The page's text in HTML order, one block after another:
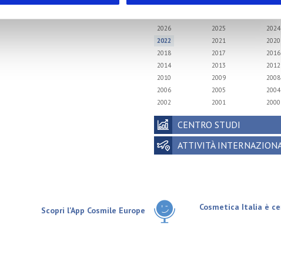
2026 2025 2024
2022
2021 2020
2018
2017 2016
2014
2013 2012
2010
2009 2008
2006
2005 2004
2002
2001 2000
CENTRO STUDI
ATTIVITÀ
Cosmetica Italia è
Scopri l'App Cosmile Europe